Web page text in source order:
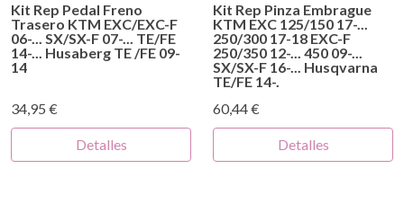
Kit Rep Pedal Freno
Trasero KTM EXC/EXC-F
06-... SX/SX-F 07-... TE/FE
14-... Husaberg TE /FE 09-
14
34,95 €
Detalles
Kit Rep Pinza Embrague
KTM EXC 125/150 17-...
250/300 17-18 EXC-F
250/350 12-... 450 09-...
SX/SX-F 16-... Husqvarna
TE/FE 14-.
60,44 €
Detalles